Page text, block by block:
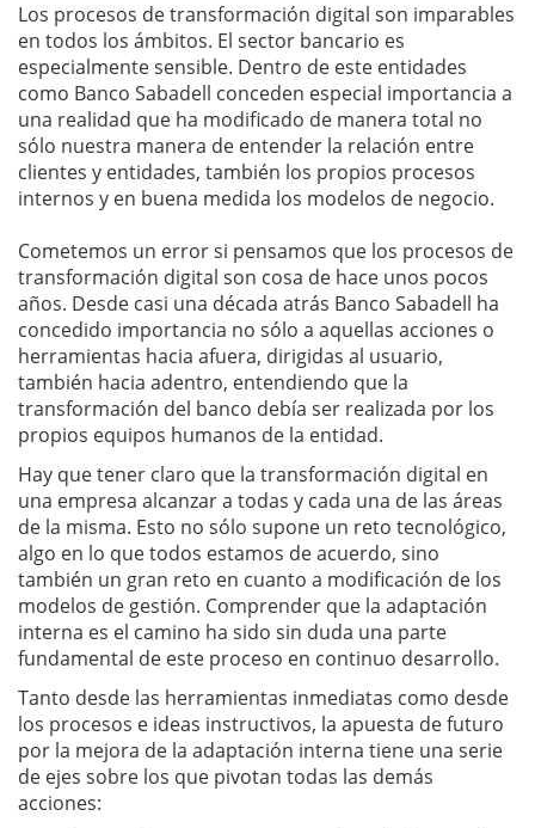
Los procesos de transformación digital son imparables
en todos los ámbitos. El sector bancario es
especialmente sensible. Dentro de este entidades
como Banco Sabadell conceden especial importancia a
una realidad que ha modificado de manera total no
sólo nuestra manera de entender la relación entre
clientes y entidades, también los propios procesos
internos y en buena medida los modelos de negocio.
Cometemos un error si pensamos que los procesos de
transformación digital son cosa de hace unos pocos
años. Desde casi una década atrás Banco Sabadell ha
concedido importancia no sólo a aquellas acciones o
herramientas hacia afuera, dirigidas al usuario,
también hacia adentro, entendiendo que la
transformación del banco debía ser realizada por los
propios equipos humanos de la entidad.
Hay que tener claro que la transformación digital en
una empresa alcanzar a todas y cada una de las áreas
de la misma. Esto no sólo supone un reto tecnológico,
algo en lo que todos estamos de acuerdo, sino
también un gran reto en cuanto a modificación de los
modelos de gestión. Comprender que la adaptación
interna es el camino ha sido sin duda una parte
fundamental de este proceso en continuo desarrollo.
Tanto desde las herramientas inmediatas como desde
los procesos e ideas instructivos, la apuesta de futuro
por la mejora de la adaptación interna tiene una serie
de ejes sobre los que pivotan todas las demás
acciones: